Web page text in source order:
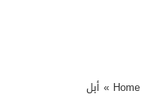
Home
» أبل